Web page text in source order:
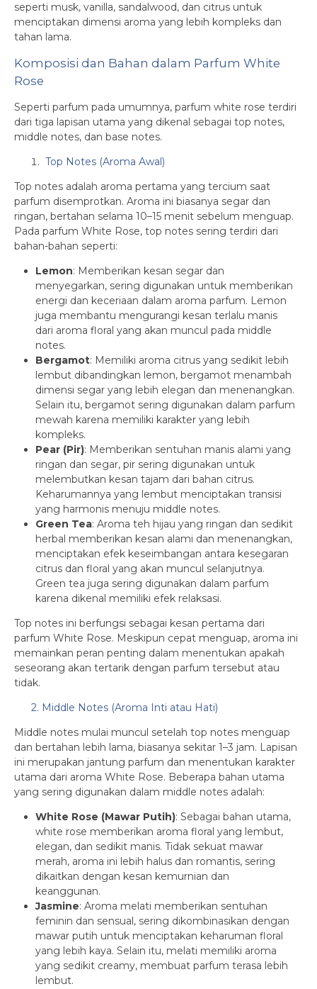
seperti musk, vanilla, sandalwood, dan citrus untuk
menciptakan dimensi aroma yang lebih kompleks dan
tahan lama.
Komposisi dan Bahan dalam Parfum White
Rose
Seperti parfum pada umumnya, parfum white rose terdiri
dari tiga lapisan utama yang dikenal sebagai top notes,
middle notes, dan base notes.
Top Notes (Aroma Awal)
Top notes adalah aroma pertama yang tercium saat
parfum disemprotkan. Aroma ini biasanya segar dan
ringan, bertahan selama 10–15 menit sebelum menguap.
Pada parfum White Rose, top notes sering terdiri dari
bahan-bahan seperti:
Lemon: Memberikan kesan segar dan
menyegarkan, sering digunakan untuk memberikan
energi dan keceriaan dalam aroma parfum. Lemon
juga membantu mengurangi kesan terlalu manis
dari aroma floral yang akan muncul pada middle
notes.
Bergamot: Memiliki aroma citrus yang sedikit lebih
lembut dibandingkan lemon, bergamot menambah
dimensi segar yang lebih elegan dan menenangkan.
Selain itu, bergamot sering digunakan dalam parfum
mewah karena memiliki karakter yang lebih
kompleks.
Pear (Pir): Memberikan sentuhan manis alami yang
ringan dan segar, pir sering digunakan untuk
melembutkan kesan tajam dari bahan citrus.
Keharumannya yang lembut menciptakan transisi
yang harmonis menuju middle notes.
Green Tea: Aroma teh hijau yang ringan dan sedikit
herbal memberikan kesan alami dan menenangkan,
menciptakan efek keseimbangan antara kesegaran
citrus dan floral yang akan muncul selanjutnya.
Green tea juga sering digunakan dalam parfum
karena dikenal memiliki efek relaksasi.
Top notes ini berfungsi sebagai kesan pertama dari
parfum White Rose. Meskipun cepat menguap, aroma ini
memainkan peran penting dalam menentukan apakah
seseorang akan tertarik dengan parfum tersebut atau
tidak.
2. Middle Notes (Aroma Inti atau Hati)
Middle notes mulai muncul setelah top notes menguap
dan bertahan lebih lama, biasanya sekitar 1–3 jam. Lapisan
ini merupakan jantung parfum dan menentukan karakter
utama dari aroma White Rose. Beberapa bahan utama
yang sering digunakan dalam middle notes adalah:
White Rose (Mawar Putih): Sebagai bahan utama,
white rose memberikan aroma floral yang lembut,
elegan, dan sedikit manis. Tidak sekuat mawar
merah, aroma ini lebih halus dan romantis, sering
dikaitkan dengan kesan kemurnian dan
keanggunan.
Jasmine: Aroma melati memberikan sentuhan
feminin dan sensual, sering dikombinasikan dengan
mawar putih untuk menciptakan keharuman floral
yang lebih kaya. Selain itu, melati memiliki aroma
yang sedikit creamy, membuat parfum terasa lebih
lembut.